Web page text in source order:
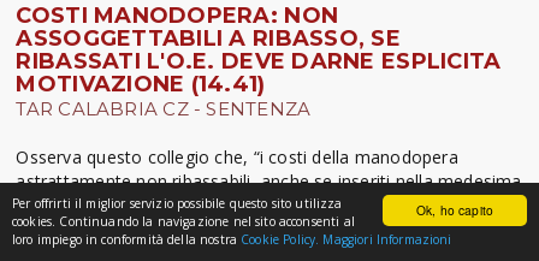
Ok, ho capito
Per offrirti il miglior servizio possibile questo sito utilizza
cookies. Continuando la navigazione nel sito acconsenti al
loro impiego in conformità della nostra Cookie Policy. Maggiori Informazioni
COSTI MANODOPERA: NON
ASSOGGETTABILI A RIBASSO, SE
RIBASSATI L'O.E. DEVE DARNE ESPLICITA
MOTIVAZIONE (14.41)
TAR CALABRIA CZ - SENTENZA
Osserva questo collegio che, “i costi della manodopera
astrattamente non ribassabili, anche se inseriti nella medesima
base d’asta, vanno espunti dal calcolo del ribasso stesso
(altrimenti, si ribadisce, si determinerebbe un automatico
ribasso vietato sia pur non in senso assoluto dalla norma), di